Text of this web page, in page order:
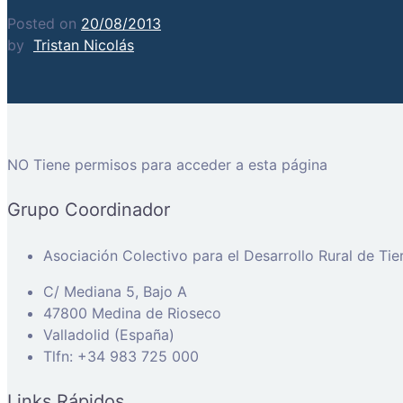
Posted on 20/08/2013
by Tristan Nicolás
NO Tiene permisos para acceder a esta página
Grupo Coordinador
Asociación Colectivo para el Desarrollo Rural de
C/ Mediana 5, Bajo A
47800 Medina de Rioseco
Valladolid (España)
Tlfn: +34 983 725 000